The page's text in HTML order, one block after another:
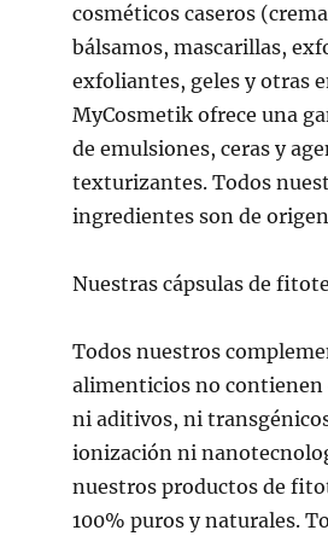
cosméticos caseros
bálsamos, mascarillas,
exfoliantes, geles y otras
MyCosmetik ofrece una
de emulsiones, ceras y
texturizantes. Todos
ingredientes son de
Nuestras cápsulas de
Todos nuestros
alimenticios no contienen
ni aditivos, ni
ionización ni
nuestros productos de
100% puros y naturales.